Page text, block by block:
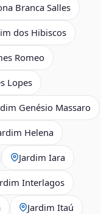
Branca Salles
dos Hibiscos
Romeo
Lopes
Genésio Massaro
Helena
Jardim Iara
Interlagos
Jardim Itaú